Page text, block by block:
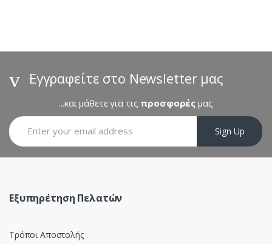
d
Εγγραφείτε στο Newsletter μας
...και μάθετε για τις προσφορές μας
Sign Up
Εξυπηρέτηση Πελατών
Τρόποι Αποστολής